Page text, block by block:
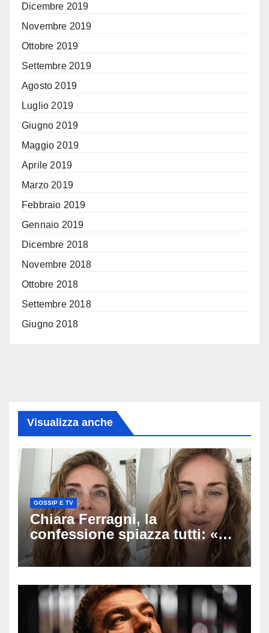
Dicembre 2019
Novembre 2019
Ottobre 2019
Settembre 2019
Agosto 2019
Luglio 2019
Giugno 2019
Maggio 2019
Aprile 2019
Marzo 2019
Febbraio 2019
Gennaio 2019
Dicembre 2018
Novembre 2018
Ottobre 2018
Settembre 2018
Giugno 2018
Visualizza anche
GOSSIP E TV
Chiara Ferragni, la
confessione spiazza tutti: «Un
mio ex voleva che mi rifacessi
il seno». Poi svela i ritocchi di